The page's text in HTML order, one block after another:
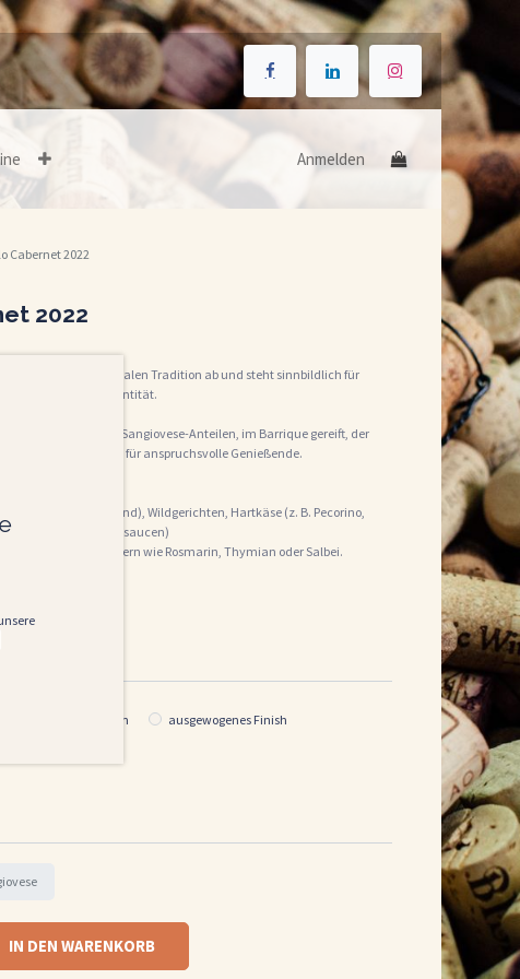
Anmelden
Cabernet 2022
2022
leitet sich von der lokalen Tradition ab und steht sinnbildlich für
mit regionaler Identität.
mit dezenten Sangiovese-Anteilen, im Barrique gereift, der
verbindet – ideal für anspruchsvolle Genießende.
(z. B. Lamm, Rind), Wildgerichten, Hartkäse (z. B. Pecorino,
(Ragù, Pilzrahmsaucen)
aromatischen Kräutern wie Rosmarin, Thymian oder Salbei.
Vanillenoten ausgewogenes Finish
IN DEN WARENKORB